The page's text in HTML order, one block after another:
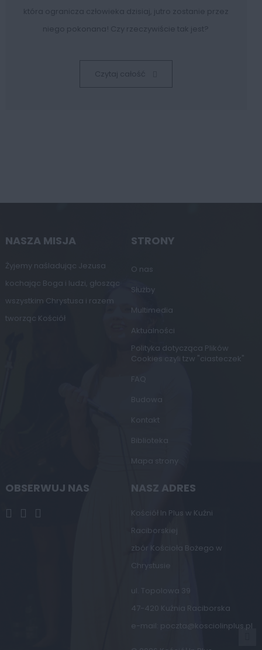
NASZA MISJA
Żyjemy naśladując Jezusa
kochając Boga i ludzi, głosząc
wszystkim Chrystusa i razem
tworząc Kościół
STRONY
O nas
Służby
Multimedia
Aktualności
Polityka dotycząca Plików
Cookies czyli tzw "ciasteczek"
FAQ
Budowa
Kontakt
Biblioteka
Mapa strony
OBSERWUJ NAS NASZ ADRES
Kościół In Plus w Kuźni
Raciborskiej
zbór Kościoła Bożego w
Chrystusie
ul. Topolowa 39
47-420 Kuźnia Raciborska
e-mail: poczta@kosciolinplus.pl